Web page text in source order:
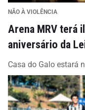
NÃO À VIOLÊNCIA
Arena MRV terá
aniversário da
Casa do Galo estará